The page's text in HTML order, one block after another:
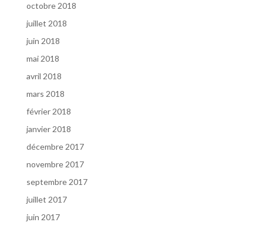
octobre 2018
juillet 2018
juin 2018
mai 2018
avril 2018
mars 2018
février 2018
janvier 2018
décembre 2017
novembre 2017
septembre 2017
juillet 2017
juin 2017